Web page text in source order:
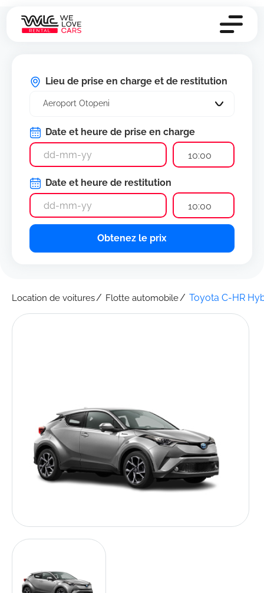
Lieu de prise en charge et de restitution
Aeroport Otopeni
Date et heure de prise en charge
10:00
Date et heure de restitution
10:00
Obtenez le prix
Location de voitures Flotte automobile Toyota C-HR